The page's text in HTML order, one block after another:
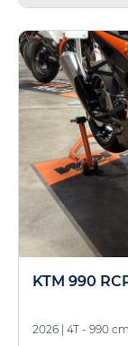
KTM 990
2026 4T - 990 cm